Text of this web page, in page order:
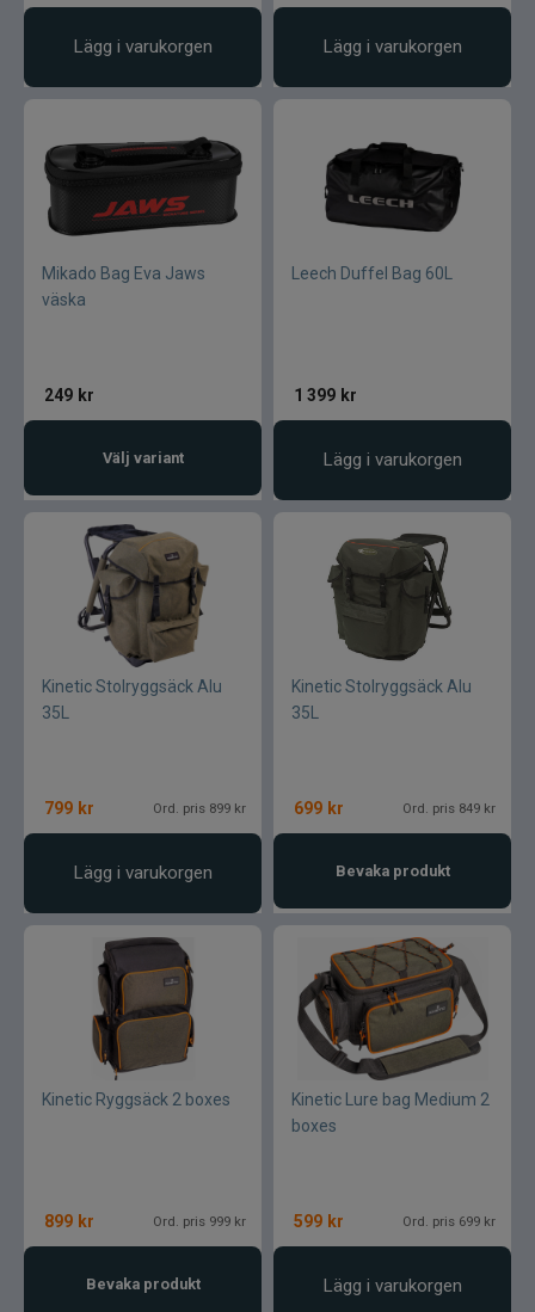
Lägg i varukorgen Lägg i varukorgen
Mikado Bag Eva Jaws
väska
249 kr
Välj variant
Leech Duffel Bag 60L
1 399 kr
Lägg i varukorgen
Kinetic Stolryggsäck Alu
35L
799 kr Ord. pris 899 kr
Lägg i varukorgen
Kinetic Stolryggsäck Alu
35L
699 kr Ord. pris 849 kr
Bevaka produkt
Kinetic Ryggsäck 2 boxes
899 kr Ord. pris 999 kr
Bevaka produkt
Kinetic Lure bag Medium 2
boxes
599 kr Ord. pris 699 kr
Lägg i varukorgen